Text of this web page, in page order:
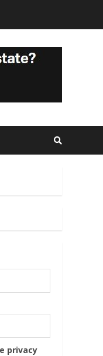
privacy